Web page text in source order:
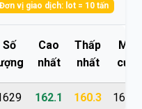
vị giao dịch: lot = 10 tấn
Số
Cao
nhất
Thấp
nhất
Mở
cửa
162.1 160.3 160.6